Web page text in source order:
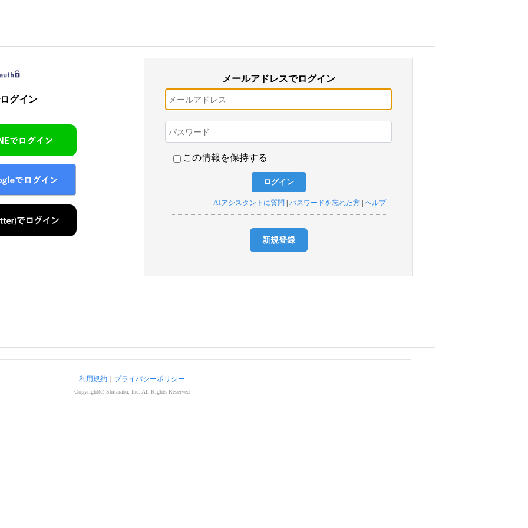
グイン
メールアドレスでログイン
この情報を保持する
AIアシスタントに質問 |パスワードを忘れた方 |ヘルプ
新規登録
利用規約 プライバシーポリシー
Copyright(c) Shitaraba, Inc. All Rights Reserved